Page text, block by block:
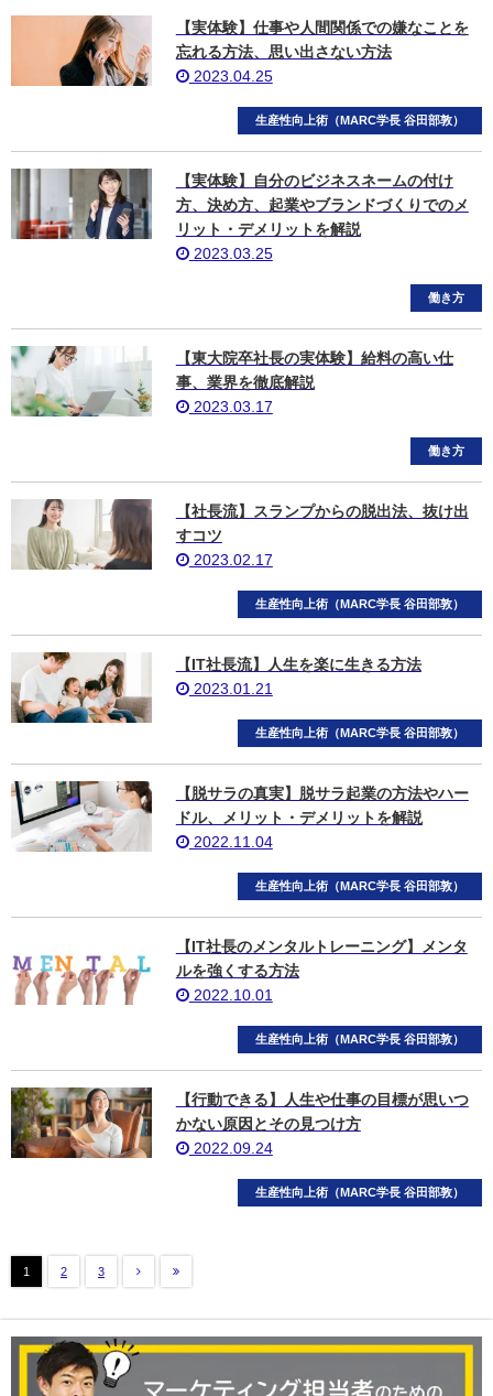
【実体験】仕事や人間関係での嫌なことを
忘れる方法、思い出さない方法
2023.04.25
生産性向上術（MARC学長 谷田部敦）
【実体験】自分のビジネスネームの付け
方、決め方、起業やブランドづくりでのメ
リット・デメリットを解説
2023.03.25
働き方
【東大院卒社長の実体験】給料の高い仕
事、業界を徹底解説
2023.03.17
働き方
【社長流】スランプからの脱出法、抜け出
すコツ
2023.02.17
生産性向上術（MARC学長 谷田部敦）
【IT社長流】人生を楽に生きる方法
2023.01.21
生産性向上術（MARC学長 谷田部敦）
【脱サラの真実】脱サラ起業の方法やハー
ドル、メリット・デメリットを解説
2022.11.04
生産性向上術（MARC学長 谷田部敦）
【IT社長のメンタルトレーニング】メンタ
ルを強くする方法
2022.10.01
生産性向上術（MARC学長 谷田部敦）
【行動できる】人生や仕事の目標が思いつ
かない原因とその見つけ方
2022.09.24
生産性向上術（MARC学長 谷田部敦）
1 2 3